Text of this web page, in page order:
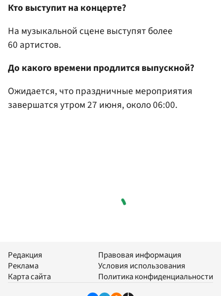
Кто выступит на концерте?
На музыкальной сцене выступят более
60 артистов.
До какого времени продлится выпускной?
Ожидается, что праздничные мероприятия
завершатся утром 27 июня, около 06:00.
Редакция
Реклама
Карта сайта
Правовая информация
Условия использования
Политика конфиденциальности